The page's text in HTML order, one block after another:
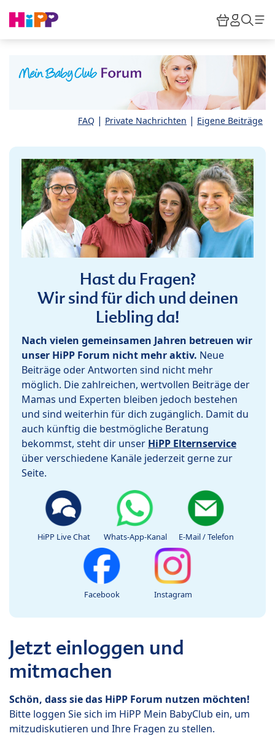
HiPP
FAQ | Private Nachrichten | Eigene Beiträge
Hast du Fragen?
Wir sind für dich und deinen
Liebling da!
Nach vielen gemeinsamen Jahren betreuen wir
unser HiPP Forum nicht mehr aktiv. Neue
Beiträge oder Antworten sind nicht mehr
möglich. Die zahlreichen, wertvollen Beiträge der
Mamas und Experten bleiben jedoch bestehen
und sind weiterhin für dich zugänglich. Damit du
auch künftig die bestmögliche Beratung
bekommst, steht dir unser HiPP Elternservice
über verschiedene Kanäle jederzeit gerne zur
Seite.
HiPP Live Chat Whats-App-Kanal E-Mail / Telefon
Facebook Instagram
Jetzt einloggen und
mitmachen
Schön, dass sie das HiPP Forum nutzen möchten!
Bitte loggen Sie sich im HiPP Mein BabyClub ein, um
mitzudiskutieren und Ihre Fragen zu stellen.